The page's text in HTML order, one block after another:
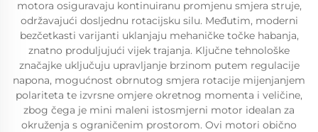
motora osiguravaju kontinuiranu promjenu smjera struje,
održavajući dosljednu rotacijsku silu. Međutim, moderni
bezčetkasti varijanti uklanjaju mehaničke točke habanja,
znatno produljujući vijek trajanja. Ključne tehnološke
značajke uključuju upravljanje brzinom putem regulacije
napona, mogućnost obrnutog smjera rotacije mijenjanjem
polariteta te izvrsne omjere okretnog momenta i veličine,
zbog čega je mini maleni istosmjerni motor idealan za
okruženja s ograničenim prostorom. Ovi motori obično